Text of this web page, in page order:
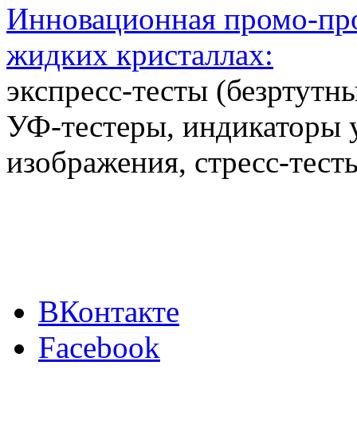
Инновационная промо-
жидких кристаллах:
экспресс-тесты
УФ-тестеры, индикаторы
изображения, стресс-
ВКонтакте
Facebook